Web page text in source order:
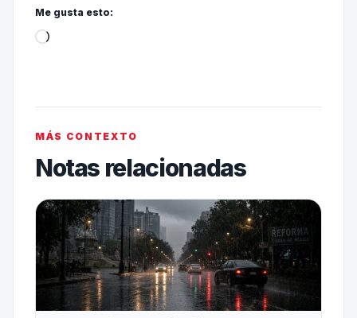
Me gusta esto:
MÁS CONTEXTO
Notas relacionadas